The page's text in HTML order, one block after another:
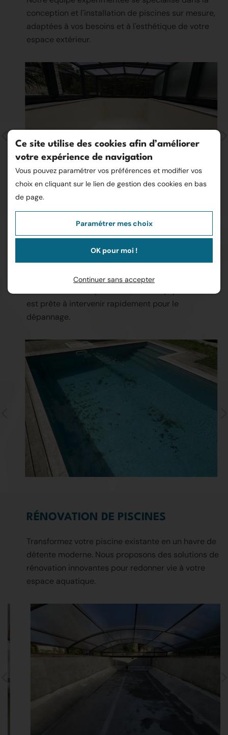
conception et l'installation de piscines sur mesure,
adaptées à vos besoins et à l'esthétique de votre
espace extérieur.
ENTRETIEN ET DÉPANNAGE
Confiez-nous l'entretien régulier de votre piscine
pour assurer une eau cristalline tout au long de
est prête à intervenir rapidement pour le
dépannage.
RÉNOVATION DE PISCINES
Transformez votre piscine existante en un havre de
détente moderne. Nous proposons des solutions de
rénovation innovantes pour redonner vie à votre
espace aquatique.
Ce site utilise des cookies afin d’améliorer
votre expérience de navigation
Vous pouvez paramétrer vos préférences et modifier vos
choix en cliquant sur le lien de gestion des cookies en bas
de page.
Paramétrer mes choix
OK pour moi !
Continuer sans accepter